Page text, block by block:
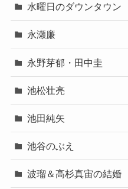
水曜日のダウンタウン
永瀬廉
永野芽郁・田中圭
池松壮亮
池田純矢
池谷のぶえ
波瑠＆高杉真宙の結婚